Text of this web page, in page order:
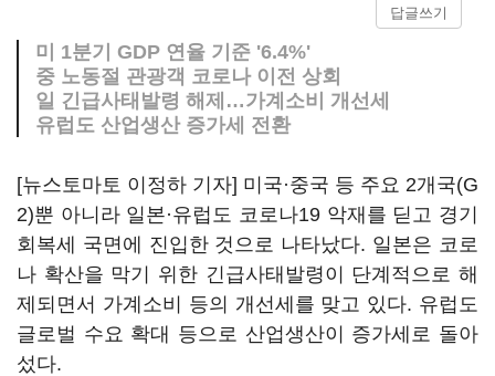
답글쓰기
미 1분기 GDP 연율 기준 '6.4%'
중 노동절 관광객 코로나 이전 상회
일 긴급사태발령 해제…가계소비 개선세
유럽도 산업생산 증가세 전환
[뉴스토마토 이정하 기자] 미국·중국 등 주요 2개국(G
2)뿐 아니라 일본·유럽도 코로나19 악재를 딛고 경기
회복세 국면에 진입한 것으로 나타났다. 일본은 코로
나 확산을 막기 위한 긴급사태발령이 단계적으로 해
제되면서 가계소비 등의 개선세를 맞고 있다. 유럽도
글로벌 수요 확대 등으로 산업생산이 증가세로 돌아
섰다.